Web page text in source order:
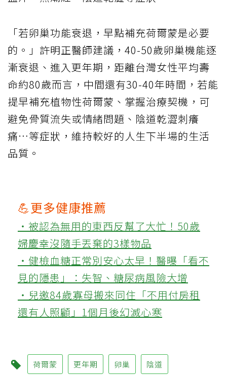
「若卵巢功能衰退，早點補充荷爾蒙是必要
的。」許明正醫師建議，40-50歲卵巢機能逐
漸衰退、進入更年期，距離台灣女性平均壽
命約80歲而言，中間還有30-40年時間，若能
提早補充植物性荷爾蒙、掌握治療契機，可
避免骨質流失或情緒問題、陰道乾澀刺癢
痛…等症狀，維持較好的人生下半場的生活
品質。
💪更多健康推薦
‧被認為無用的東西反幫了大忙！50歲
婦慶幸沒隨手丟棄的3樣物品
‧健檢血糖正常別安心太早！醫曝「看不
見的隱患」：失智、糖尿病風險大增
‧兒邀84歲寡母搬來同住「不用付房租
還有人照顧」1個月後幻滅心寒
荷爾蒙 更年期 卵巢 陰道